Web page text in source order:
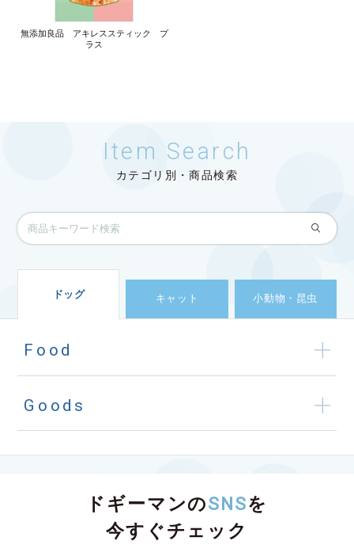
無添加良品 アキレススティック プ
ラス
Item Search
カテゴリ別・商品検索
ドッグ キャット 小動物・昆虫
Food
Goods
ドギーマンのSNSを
今すぐチェック